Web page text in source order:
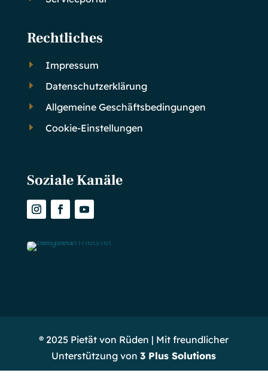
Rechtliches
E
Impressum
E
Datenschutzerklärung
E
Allgemeine Geschäftsbedingungen
E
Cookie-Einstellungen
Soziale Kanäle
® 2025 Pietät von Rüden | Mit freundlicher
Unterstützung von3 Plus Solutions